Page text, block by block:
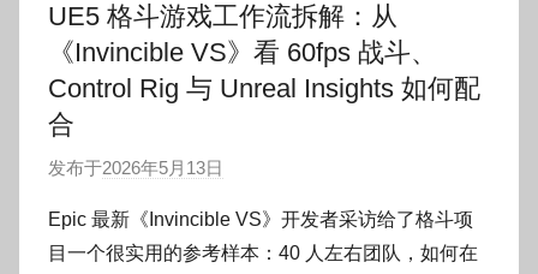
UE5 格斗游戏工作流拆解：从
《Invincible VS》看 60fps 战斗、
Control Rig 与 Unreal Insights 如何配
合
发布于2026年5月13日
:
O
Epic 最新《Invincible VS》开发者采访给了格斗项
目一个很实用的参考样本：40 人左右团队，如何在